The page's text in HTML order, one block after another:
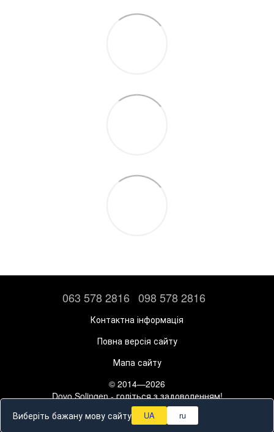
063 578 2816 098 578 2816
Контактна інформація
Повна версія сайту
Мапа сайту
© 2014—2026
Dovo Solingen - голіться з задоволенням!
Рус Укр
Виберіть бажану мову сайту UA ru